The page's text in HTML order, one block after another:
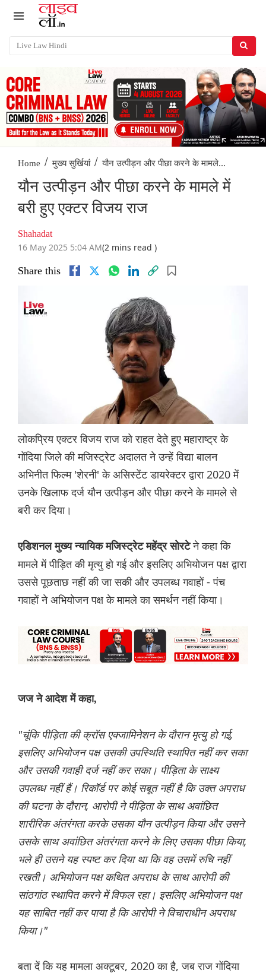
Home / मुख्य सुर्खियां / यौन उत्पीड़न और पीछा करने के मामले...
यौन उत्पीड़न और पीछा करने के मामले में
बरी हुए एक्टर विजय राज
Shahadat
16 May 2025 5:04 AM(2 mins read )
Share this
लोकप्रिय एक्टर विजय राज को राहत देते हुए महाराष्ट्र के
गोंदिया जिले की मजिस्ट्रेट अदालत ने उन्हें विद्या बालन
अभिनीत फिल्म 'शेरनी' के असिस्टेंट डायरेक्टर द्वारा 2020 में
उनके खिलाफ दर्ज यौन उत्पीड़न और पीछा करने के मामले से
बरी कर दिया।
एडिशनल मुख्य न्यायिक मजिस्ट्रेट महेंद्र सोरटेने कहा कि
मामले में पीड़ित की मृत्यु हो गई और इसलिए अभियोजन पक्ष द्वारा
उससे पूछताछ नहीं की जा सकी और उपलब्ध गवाहों - पंच
गवाहों ने अभियोजन पक्ष के मामले का समर्थन नहीं किया।
जज ने आदेश में कहा,
"चूंकि पीड़िता की क्रॉस एक्जामिनेशन के दौरान मृत्यु हो गई,
इसलिए अभियोजन पक्ष उसकी उपस्थिति स्थापित नहीं कर सका
और उसकी गवाही दर्ज नहीं कर सका। पीड़िता के साक्ष्य
उपलब्ध नहीं हैं। रिकॉर्ड पर कोई सबूत नहीं है कि उक्त अपराध
की घटना के दौरान, आरोपी ने पीड़िता के साथ अवांछित
शारीरिक अंतरंगता करके उसका यौन उत्पीड़न किया और उसने
उसके साथ अवांछित अंतरंगता करने के लिए उसका पीछा किया,
भले ही उसने यह स्पष्ट कर दिया था कि वह उसमें रुचि नहीं
रखती। अभियोजन पक्ष कथित अपराध के साथ आरोपी की
सांठगांठ स्थापित करने में विफल रहा। इसलिए अभियोजन पक्ष
यह साबित नहीं कर पाया है कि आरोपी ने विचाराधीन अपराध
किया।"
बता दें कि यह मामला अक्टूबर, 2020 का है, जब राज गोंदिया